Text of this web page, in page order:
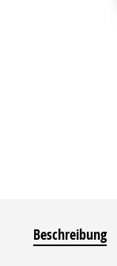
Beschreibung